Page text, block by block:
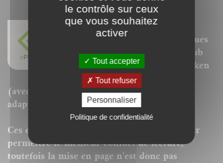
Nos ePubs sont des versions
adaptées aux liseuses électroniques
prenant en charge le format ePub
de type Sony Reader, Kobo, Booken
Cybook, Kindle, Ipad ou Iphone
(avec l'appli iBooks) ou autres "ereaders"
adaptés.
Ces ePubs sont alors revus et optimisés pour
permettre le meilleur confort de lecture,
toutefois la mise en page n'est donc pas
le contrôle sur ceux
que vous souhaitez
activer
Tout accepter
Tout refuser
Personnaliser
Politique de confidentialité